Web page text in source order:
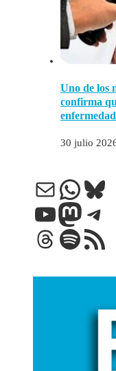
Uno de los
confirma
30 julio
Correo
YouTube
Threads
Spotify
Feed RSS